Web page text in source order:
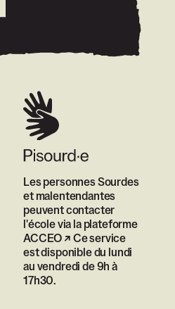
Les personnes Sourdes
et malentendantes
peuvent contacter
l'école via la plateforme
ACCEO
Ce service
est disponible du lundi
au vendredi de 9h à
17h30.